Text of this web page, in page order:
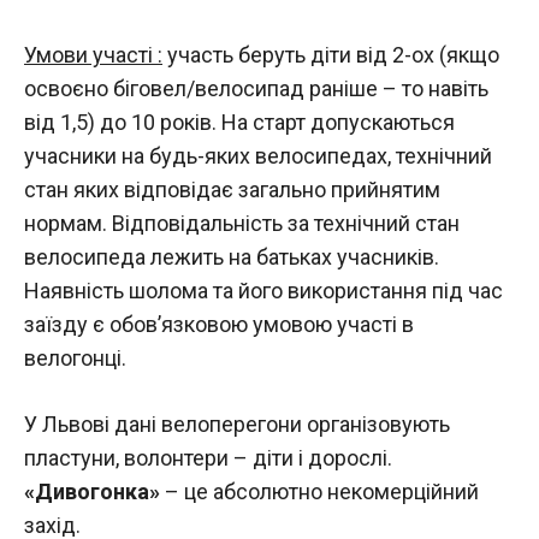
Умови участі : участь беруть діти від 2-ох (якщо
освоєно біговел/велосипад раніше – то навіть
від 1,5) до 10 років. На старт допускаються
учасники на будь-яких велосипедах, технічний
стан яких відповідає загально прийнятим
нормам. Відповідальність за технічний стан
велосипеда лежить на батьках учасників.
Наявність шолома та його використання під час
заїзду є обов’язковою умовою участі в
велогонці.
У Львові дані велоперегони організовують
пластуни, волонтери – діти і дорослі.
«Дивогонка» – це абсолютно некомерційний
захід.